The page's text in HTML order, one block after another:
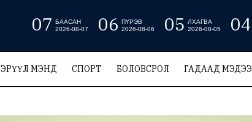
07 БААСАН
2026-08-07
06 ПҮРЭВ
2026-08-06
05
ЛХАГВА
2026-08-05
04
ЭРҮҮЛ МЭНД СПОРТ БОЛОВСРОЛ ГАДААД МЭДЭЭ